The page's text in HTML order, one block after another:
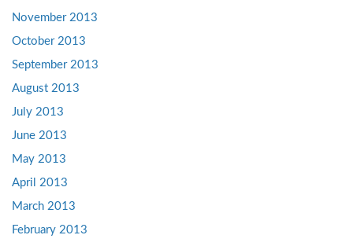
November 2013
October 2013
September 2013
August 2013
July 2013
June 2013
May 2013
April 2013
March 2013
February 2013